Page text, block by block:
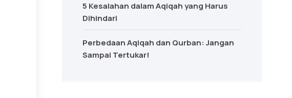
5 Kesalahan dalam Aqiqah yang Harus
Dihindari
Perbedaan Aqiqah dan Qurban: Jangan
Sampai Tertukar!